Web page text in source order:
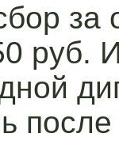
за
руб.